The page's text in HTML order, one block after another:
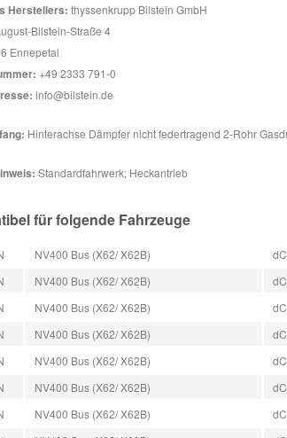
Herstellers: thyssenkrupp Bilstein GmbH
Bilstein-Straße 4
Ennepetal
+49 2333 791-0
info@bilstein.de
Hinterachse Dämpfer nicht federtragend 2-Rohr
Standardfahrwerk; Heckantrieb
für folgende Fahrzeuge
NV400 Bus (X62/ X62B)
NV400 Bus (X62/ X62B)
NV400 Bus (X62/ X62B)
NV400 Bus (X62/ X62B)
NV400 Bus (X62/ X62B)
NV400 Bus (X62/ X62B)
NV400 Bus (X62/ X62B)